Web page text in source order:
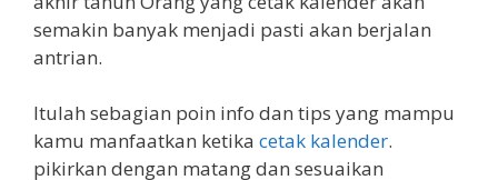
semakin banyak menjadi pasti akan berjalan
antrian.
Itulah sebagian poin info dan tips yang mampu
kamu manfaatkan ketika cetak kalender.
pikirkan dengan matang dan sesuaikan